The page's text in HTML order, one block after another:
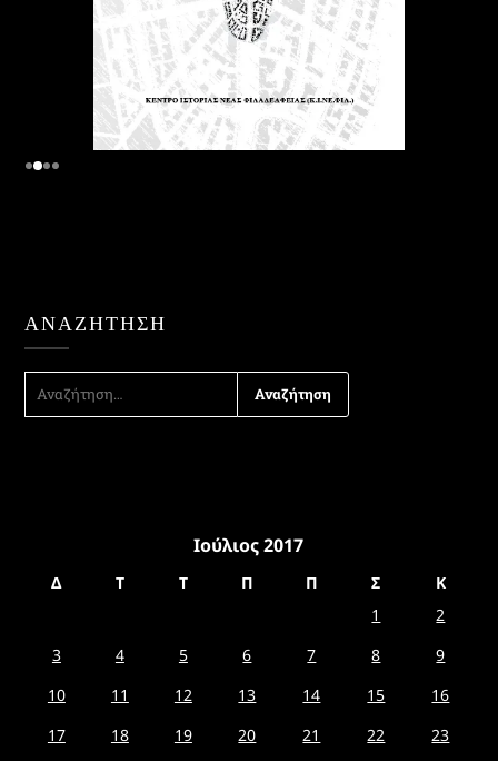
ΑΝΑΖΉΤΗΣΗ
ΑΝΑΖΉΤΗΣΗ
Ιούλιος 2017
Δ Τ Τ Π Π Σ
Κ
1
2
3
4 5 6 7 8
9
10
11 12 13 14 15
16
17
18 19 20 21 22
23